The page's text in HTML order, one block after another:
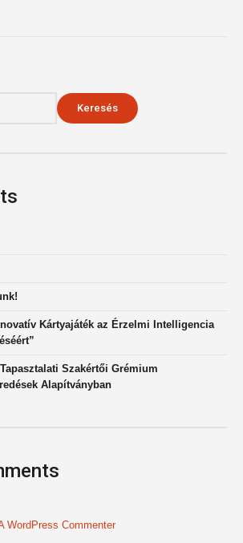
Keresés
Kártyajáték az Érzelmi Intelligencia
Szakértői Grémium
Alapítványban
WordPress Commenter